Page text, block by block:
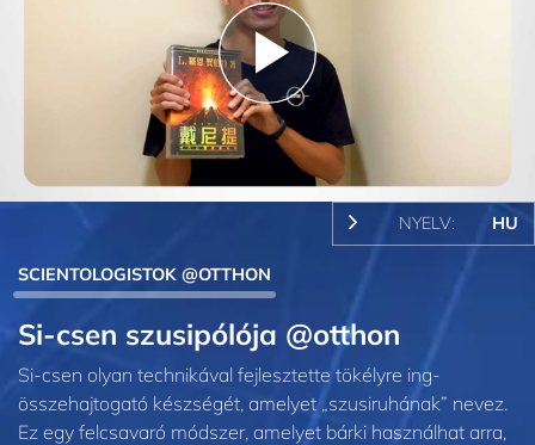
Play
Video
NYELV: HU
SCIENTOLOGISTOK @OTTHON
Si-csen szusipólója @otthon
Si‑csen olyan technikával fejlesztette tökélyre ing-
összehajtogató készségét, amelyet „szusiruhának” nevez.
Ez egy felcsavaró módszer, amelyet bárki használhat arra,